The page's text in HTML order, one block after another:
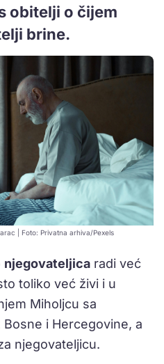
obitelji o čijem
brine.
| Foto: Privatna arhiva/Pexels
njegovateljica radi već
toliko već živi i u
Miholjcu sa
i Hercegovine, a
njegovateljicu.